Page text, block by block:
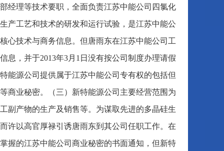
经理等技术要职，全面负责江苏中能公司四氯化
产工艺和技术的研发和运行试验，是江苏中能公
心技术与商务信息。但唐雨东在江苏中能公司工
息，并于2013年3月1日没有按公司制度办理请假
能源公司提供属于江苏中能公司专有权的包括但
商业秘密。（三）新特能源公司主要经营范围为
副产物的生产及销售等。为谋取先进的多晶硅生
许以高官厚禄引诱唐雨东到其公司任职工作。在
握的江苏中能公司商业秘密的书面通知，但新特